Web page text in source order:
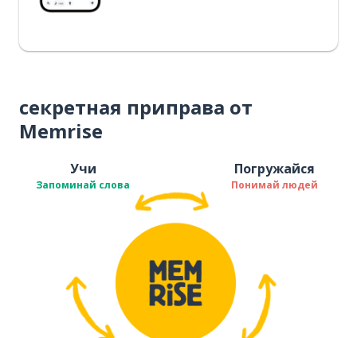
секретная приправа от
Memrise
Учи
Запоминай слова
Погружайся
Понимай людей